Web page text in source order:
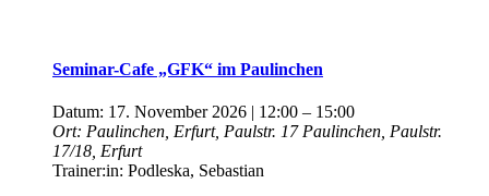
Seminar-Cafe „GFK“ im Paulinchen
Datum: 17. November 2026 | 12:00 – 15:00
Ort: Paulinchen, Erfurt, Paulstr. 17 Paulinchen, Paulstr.
17/18, Erfurt
Trainer:in: Podleska, Sebastian